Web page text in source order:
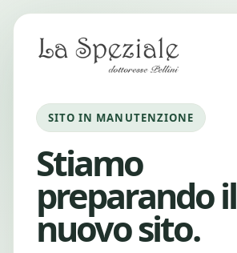
SITO IN MANUTENZIONE
Stiamo
preparando il
nuovo sito.